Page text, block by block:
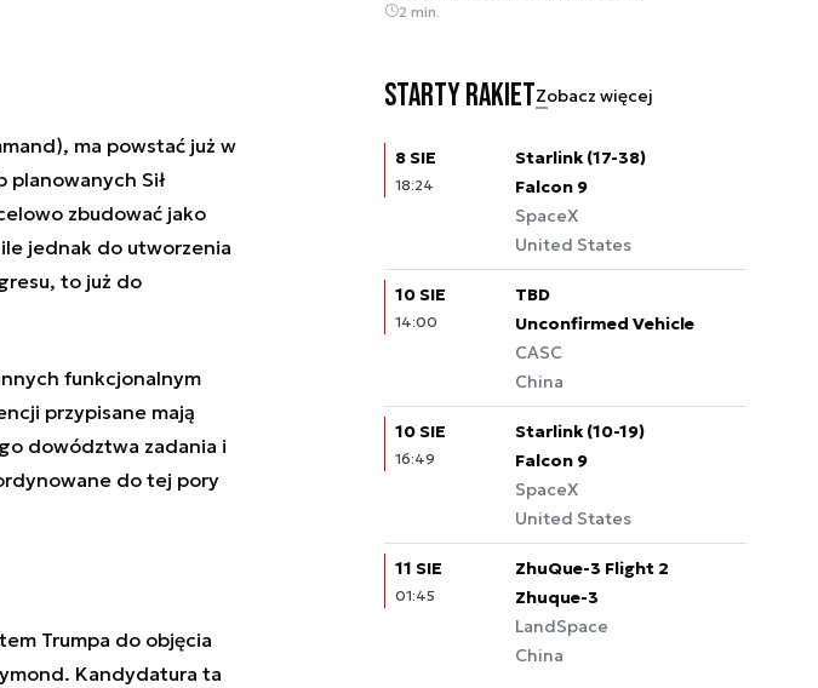
ma powstać już w
planowanych Sił
zbudować jako
jednak do utworzenia
to już do
funkcjonalnym
przypisane mają
dowództwa zadania i
do tej pory
Trumpa do objęcia
Kandydatura ta
2 min.
Starty rakietZobacz więcej
8 SIE
18:24
Starlink (17-38)
Falcon 9
SpaceX
United States
10 SIE
14:00
TBD
Unconfirmed Vehicle
CASC
China
10 SIE
16:49
Starlink (10-19)
Falcon 9
SpaceX
United States
11 SIE
01:45
ZhuQue-3 Flight 2
Zhuque-3
LandSpace
China